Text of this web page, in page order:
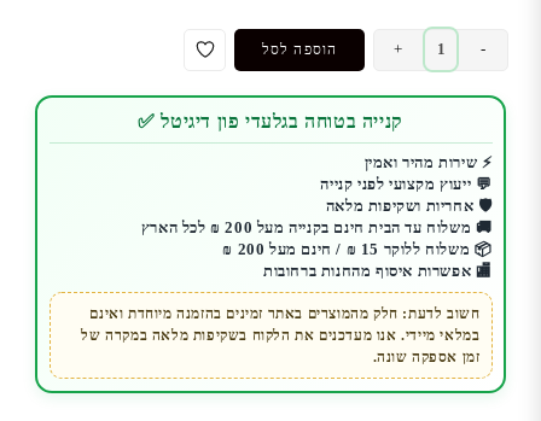
-
כמות
של
סט
ועכבר
ורודה
ONIKUMA
|
ערכת
גיימינג
מעוצבת
+ הוספה לסל
קנייה בטוחה בגלעדי פון דיגיטל ✅
⚡ שירות מהיר ואמין
💬 ייעוץ מקצועי לפני קנייה
🛡️ אחריות ושקיפות מלאה
🚚 משלוח עד הבית חינם בקנייה מעל 200 ₪ לכל הארץ
📦 משלוח ללוקר 15 ₪ / חינם מעל 200 ₪
🏬 אפשרות איסוף מהחנות ברחובות
חשוב לדעת: חלק מהמוצרים באתר זמינים בהזמנה מיוחדת ואינם
במלאי מיידי. אנו מעדכנים את הלקוח בשקיפות מלאה במקרה של
זמן אספקה שונה.